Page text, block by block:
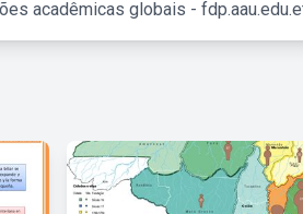
acadêmicas globais -